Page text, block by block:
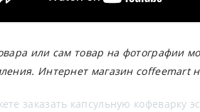
или сам товар на фотографии
Интернет магазин coffeemart
заказать капсульную кофеварку